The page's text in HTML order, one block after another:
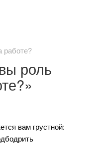
работе?
роль
вам грустной: